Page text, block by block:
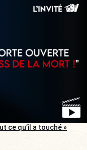
ce qu’il a touché »